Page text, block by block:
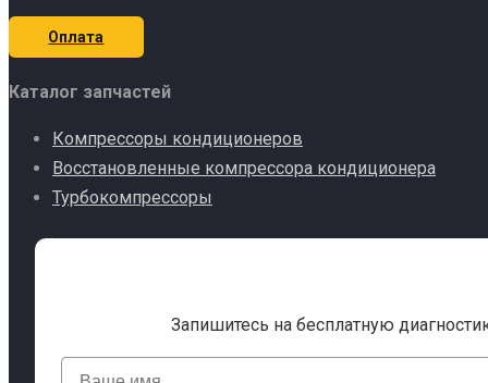
Оплата
Каталог запчастей
Компрессоры кондиционеров
Восстановленные компрессора кондиционера
Турбокомпрессоры
Запишитесь на бесплатную